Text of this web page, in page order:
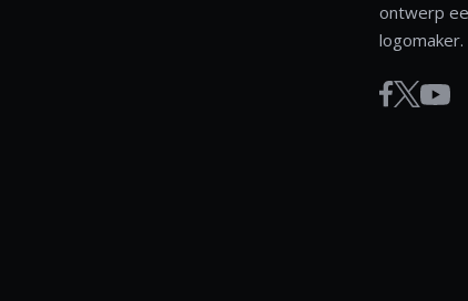
ontwerp
logomaker.